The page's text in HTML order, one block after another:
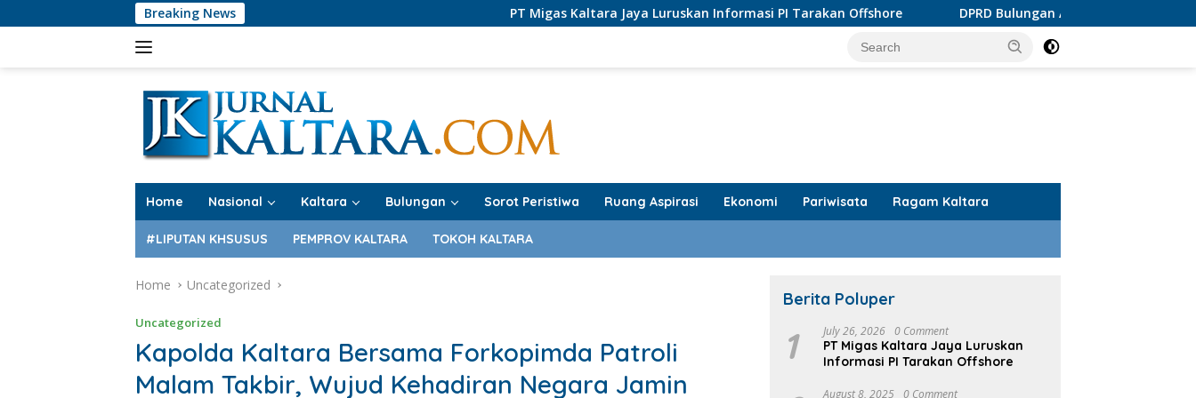
to
Breaking News PT Migas Kaltara Jaya Luruskan Informasi PI Tarakan Offshore DPRD Bulungan Apresiasi Produk AMDK KayanKu
Home Nasional Kaltara Bulungan Sorot Peristiwa Ruang Aspirasi Ekonomi Pariwisata Ragam Kaltara
#LIPUTAN KHSUSUS PEMPROV KALTARA TOKOH KALTARA
Home Uncategorized
Uncategorized
Kapolda Kaltara Bersama Forkopimda Patroli
Malam Takbir, Wujud Kehadiran Negara Jamin
Berita Poluper
1 July 26, 2026 0 Comment
PT Migas Kaltara Jaya Luruskan
Informasi PI Tarakan Offshore
August 8, 2025 0 Comment